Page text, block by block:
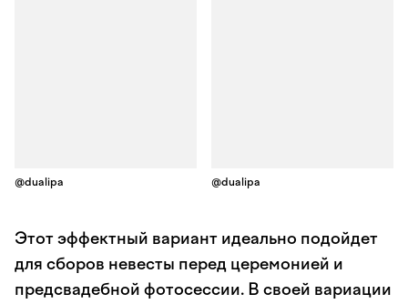
@dualipa @dualipa
Этот эффектный вариант идеально подойдет
для сборов невесты перед церемонией и
предсвадебной фотосессии. В своей вариации